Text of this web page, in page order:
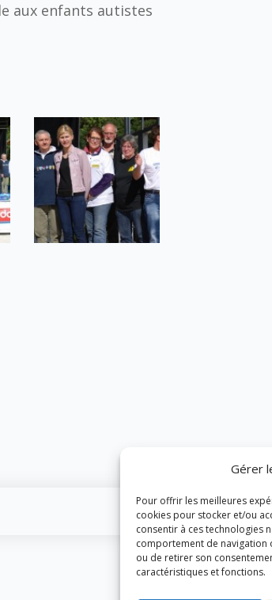
Gérer
Pour offrir les meilleures
cookies pour stocker et/ou
consentir à ces technologies
comportement de navigation
ou de retirer son
caractéristiques et fonctions.
aux enfants autistes